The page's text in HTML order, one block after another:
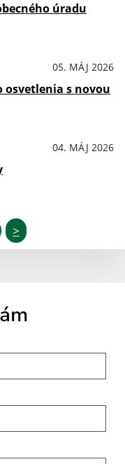
úradu
05. MÁJ 2026
osvetlenia s novou
04. MÁJ 2026
>